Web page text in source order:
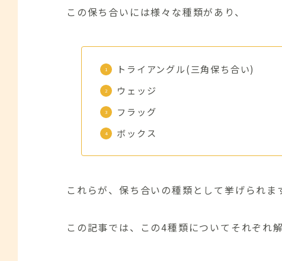
この保ち合いには様々な種類があり、
トライアングル(三角保ち合い)
ウェッジ
フラッグ
ボックス
これらが、保ち合いの種類として挙げられま
この記事では、この4種類についてそれぞれ